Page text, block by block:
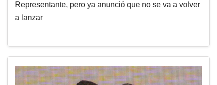
Representante, pero ya anunció que no se va a volver
a lanzar